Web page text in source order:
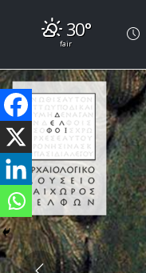
30°
fair